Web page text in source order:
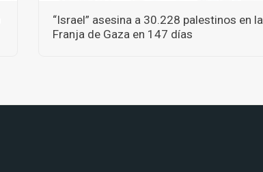
“Israel” asesina a 30.228 palestinos en la
Franja de Gaza en 147 días